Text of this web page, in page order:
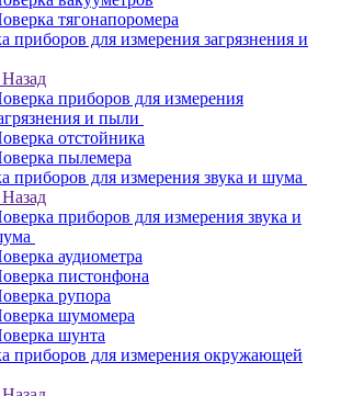
тягонапоромера
приборов для измерения загрязнения и
Назад
приборов для измерения
и пыли
отстойника
пылемера
приборов для измерения звука и шума
Назад
приборов для измерения звука и
аудиометра
пистонфона
рупора
шумомера
шунта
приборов для измерения окружающей